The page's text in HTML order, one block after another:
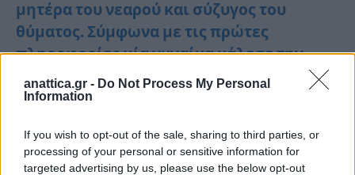
anattica.gr - Do Not Process My Personal
Information
If you wish to opt-out of the sale, sharing to third parties, or
processing of your personal or sensitive information for
targeted advertising by us, please use the below opt-out
μητέρα του νεαρού και σύζυγος του
θύματος. Σύμφωνα με τις πρώτες
πληροφορίες μία γυναίκα κάλεσε την
ΕΛΑΣ και ανέφερε ότι ο ανήλικος γιος της,
16 ετών, είχε ένα επεισόδιο με τον πατέρα
θανάτου.
Ακόμα δεν έχουν διευκρινιστεί οι λόγοι